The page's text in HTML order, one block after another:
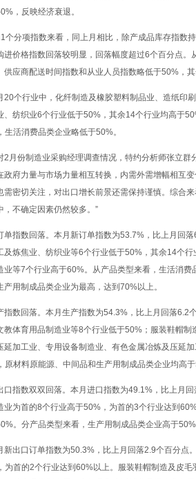
，反映经济衰退。
分项指数来看，同上月相比，除产成品库存指数
进价格指数回落较明显，回落幅度超过6个百分点
供应商配送时间指数和从业人员指数略低于50%，
个行业中，化纤制造及橡胶塑料制品业、造纸印
、纺织业6个行业低于50%，其余14个行业均高于
生活消费品类企业略低于50%。
月份制造业采购经理调查情况，特约分析师张立群
政府力量与市场力量相互转换，内需外需增幅相互
需密切关注，对出口增长前景还需保持谨慎。综合
，不确定因素仍然较多。”
指数回落。本月新订单指数为53.7%，比上月回
及炼焦业、纺织业等6个行业低于50%，其余14个
业等7个行业高于60%。从产品类型来看，生活消
产用制成品类企业为最高，达到70%以上。
数回落。本月生产指数为54.3%，比上月回落6.2
教体育用品制造业等8个行业低于50%；服装鞋帽
延加工业、专用设备制造业、有色金属冶炼及压延
原材料原能源、中间品和生产用制成品类企业均高
指数双双回落。本月进口指数为49.1%，比上月
业为首的8个行业高于50%，为首的3个行业达到
。分产品类型来看，生产用制成品类企业高于
出口订单指数为50.3%，比上月回落2.9个百分点
为首的2个行业达到60%以上。服装鞋帽制造及皮